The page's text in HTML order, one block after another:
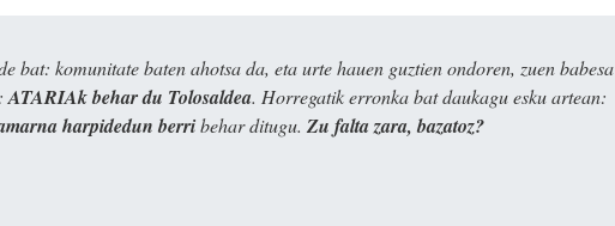
bat: komunitate baten ahotsa da, eta urte hauen guztien ondoren, zuen babesa
ATARIAk behar du Tolosaldea. Horregatik erronka bat daukagu esku artean:
harpidedun berribehar ditugu. Zu falta zara, bazatoz?